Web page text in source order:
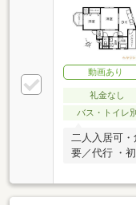
動画あり
礼金なし
バス・トイレ別
二人入居可
要／代行 ・